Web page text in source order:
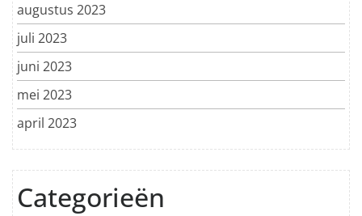
augustus 2023
juli 2023
juni 2023
mei 2023
april 2023
Categorieën